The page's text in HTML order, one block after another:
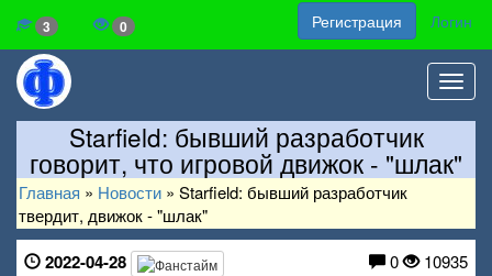
3 0 Регистрация Логин
Starfield: бывший разработчик
говорит, что игровой движок - "шлак"
Главная » Новости » Starfield: бывший разработчик
твердит, движок - "шлак"
2022-04-28 0 10935